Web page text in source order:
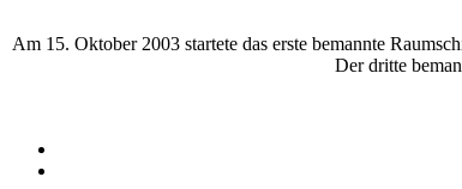
Am 15. Oktober 2003 startete das erste bemannte
Der dritte